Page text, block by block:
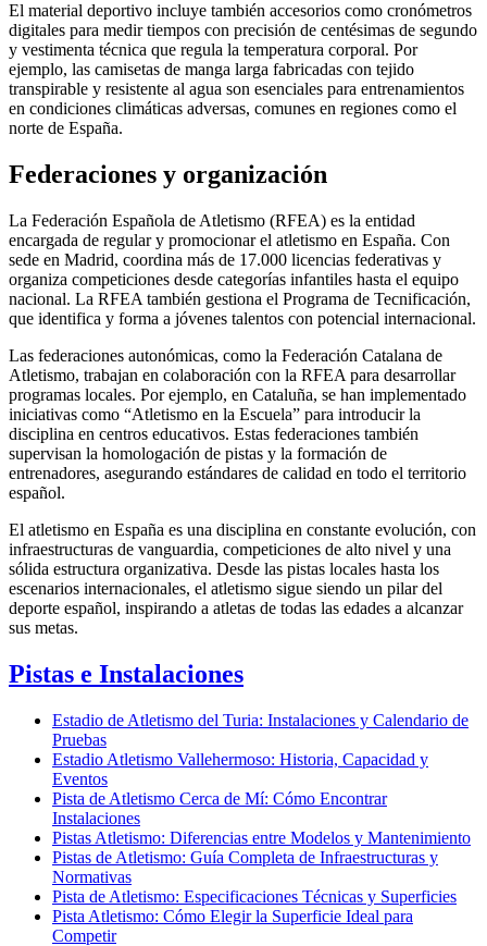
El material deportivo incluye también accesorios como cronómetros
digitales para medir tiempos con precisión de centésimas de segundo
y vestimenta técnica que regula la temperatura corporal. Por
ejemplo, las camisetas de manga larga fabricadas con tejido
transpirable y resistente al agua son esenciales para entrenamientos
en condiciones climáticas adversas, comunes en regiones como el
norte de España.
Federaciones y organización
La Federación Española de Atletismo (RFEA) es la entidad
encargada de regular y promocionar el atletismo en España. Con
sede en Madrid, coordina más de 17.000 licencias federativas y
organiza competiciones desde categorías infantiles hasta el equipo
nacional. La RFEA también gestiona el Programa de Tecnificación,
que identifica y forma a jóvenes talentos con potencial internacional.
Las federaciones autonómicas, como la Federación Catalana de
Atletismo, trabajan en colaboración con la RFEA para desarrollar
programas locales. Por ejemplo, en Cataluña, se han implementado
iniciativas como “Atletismo en la Escuela” para introducir la
disciplina en centros educativos. Estas federaciones también
supervisan la homologación de pistas y la formación de
entrenadores, asegurando estándares de calidad en todo el territorio
español.
El atletismo en España es una disciplina en constante evolución, con
infraestructuras de vanguardia, competiciones de alto nivel y una
sólida estructura organizativa. Desde las pistas locales hasta los
escenarios internacionales, el atletismo sigue siendo un pilar del
deporte español, inspirando a atletas de todas las edades a alcanzar
sus metas.
Pistas e Instalaciones
Estadio de Atletismo del Turia: Instalaciones y Calendario de
Pruebas
Estadio Atletismo Vallehermoso: Historia, Capacidad y
Eventos
Pista de Atletismo Cerca de Mí: Cómo Encontrar
Instalaciones
Pistas Atletismo: Diferencias entre Modelos y Mantenimiento
Pistas de Atletismo: Guía Completa de Infraestructuras y
Normativas
Pista de Atletismo: Especificaciones Técnicas y Superficies
Pista Atletismo: Cómo Elegir la Superficie Ideal para
Competir